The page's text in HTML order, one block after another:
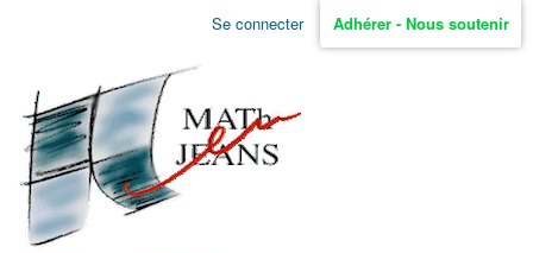
Aller
non
identifié
Se connecter Adhérer - Nous soutenir